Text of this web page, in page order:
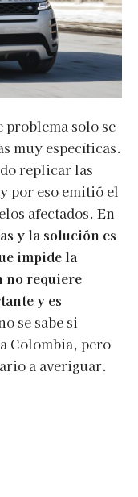
problema solo se
muy específicas.
replicar las
por eso emitió el
afectados. En
y la solución es
impide la
no requiere
y es
se sabe si
Colombia, pero
a averiguar.